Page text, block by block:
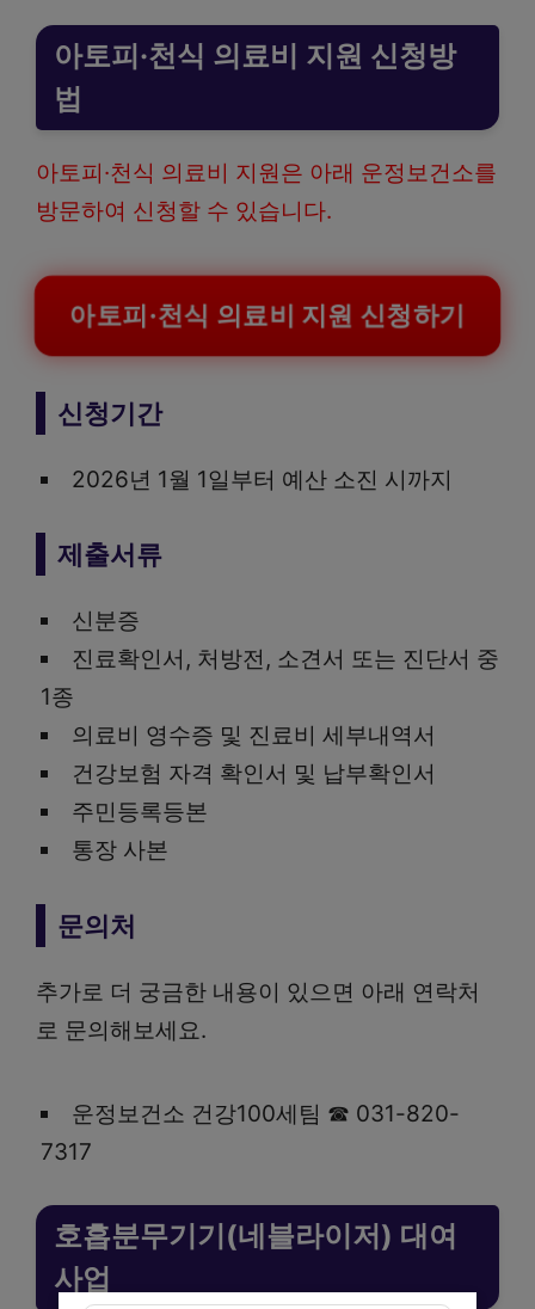
아토피·천식 의료비 지원 신청방
법
아토피·천식 의료비 지원은 아래 운정보건소를
방문하여 신청할 수 있습니다.
아토피·천식 의료비 지원 신청하기
신청기간
2026년 1월 1일부터 예산 소진 시까지
제출서류
신분증
진료확인서, 처방전, 소견서 또는 진단서 중
1종
의료비 영수증 및 진료비 세부내역서
건강보험 자격 확인서 및 납부확인서
주민등록등본
통장 사본
문의처
추가로 더 궁금한 내용이 있으면 아래 연락처
로 문의해보세요.
운정보건소 건강100세팀 ☎ 031-820-
7317
호흡분무기기(네블라이저) 대여
사업